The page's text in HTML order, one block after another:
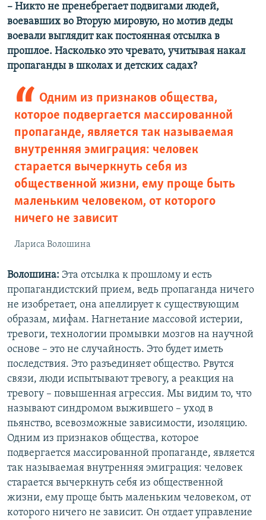
– Никто не пренебрегает подвигами людей,
воевавших во Вторую мировую, но мотив деды
воевали выглядит как постоянная отсылка в
прошлое. Насколько это чревато, учитывая накал
пропаганды в школах и детских садах?
Одним из признаков общества,
которое подвергается массированной
пропаганде, является так называемая
внутренняя эмиграция: человек
старается вычеркнуть себя из
общественной жизни, ему проще быть
маленьким человеком, от которого
ничего не зависит
Лариса Волошина
Волошина: Эта отсылка к прошлому и есть
пропагандистский прием, ведь пропаганда ничего
не изобретает, она апеллирует к существующим
образам, мифам. Нагнетание массовой истерии,
тревоги, технологии промывки мозгов на научной
основе – это не случайность. Это будет иметь
последствия. Это разъединяет общество. Рвутся
связи, люди испытывают тревогу, а реакция на
тревогу – повышенная агрессия. Мы видим то, что
называют синдромом выжившего – уход в
пьянство, всевозможные зависимости, изоляцию.
Одним из признаков общества, которое
подвергается массированной пропаганде, является
так называемая внутренняя эмиграция: человек
старается вычеркнуть себя из общественной
жизни, ему проще быть маленьким человеком, от
которого ничего не зависит. Он отдает управление